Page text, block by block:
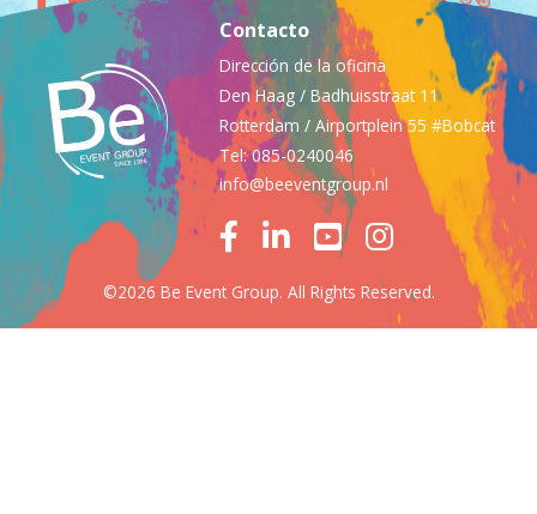
Contacto
Dirección de la oficina
Den Haag / Badhuisstraat 11
Rotterdam / Airportplein 55 #Bobcat
Tel: 085-0240046
info@beeventgroup.nl
©2026 Be Event Group. All Rights Reserved.